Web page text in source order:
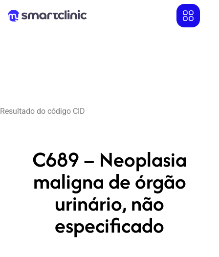
Resultado do código CID
C689 – Neoplasia
maligna de órgão
urinário, não
especificado